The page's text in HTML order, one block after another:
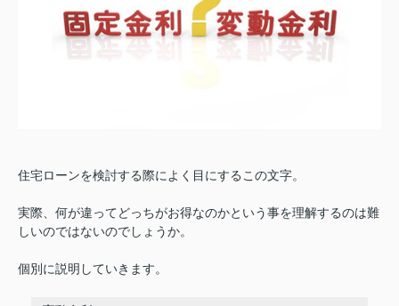
住宅ローンを検討する際によく目にするこの文字。
実際、何が違ってどっちがお得なのかという事を理解するのは難
しいのではないのでしょうか。
個別に説明していきます。